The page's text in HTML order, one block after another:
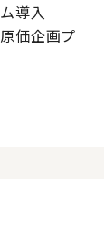
導入
価企画プ